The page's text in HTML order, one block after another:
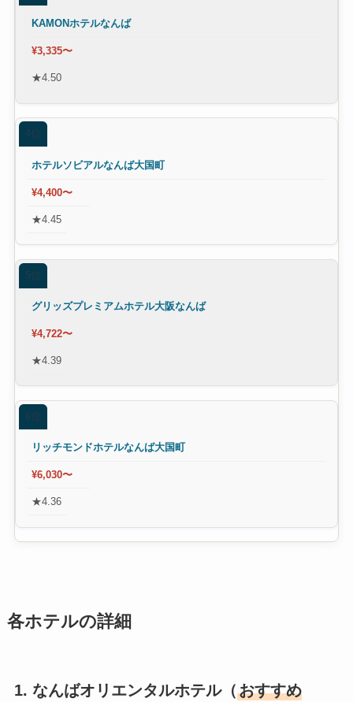
KAMONホテルなんば
¥3,335〜
★4.50
4位
ホテルソビアルなんば大国町
¥4,400〜
★4.45
5位
グリッズプレミアムホテル大阪なんば
¥4,722〜
★4.39
6位
リッチモンドホテルなんば大国町
¥6,030〜
★4.36
各ホテルの詳細
1. なんばオリエンタルホテル（おすすめ